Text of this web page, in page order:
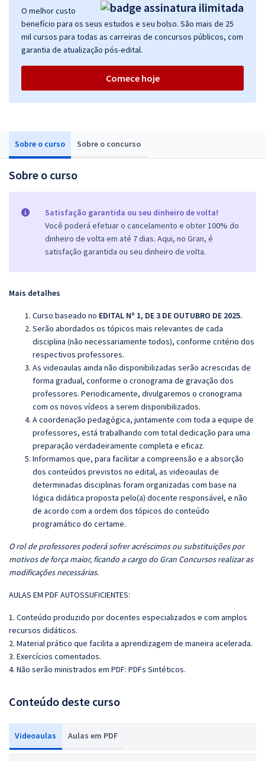
Sobre o curso Sobre o concurso
Sobre o curso
Satisfação garantida ou seu dinheiro de volta!
Você poderá efetuar o cancelamento e obter 100% do
dinheiro de volta em até 7 dias. Aqui, no Gran, é
satisfação garantida ou seu dinheiro de volta.
Mais detalhes
Curso baseado no EDITAL Nº 1, DE 3 DE OUTUBRO DE 2025.
Serão abordados os tópicos mais relevantes de cada
disciplina (não necessariamente todos), conforme critério dos
respectivos professores.
As videoaulas ainda não disponibilizadas serão acrescidas de
forma gradual, conforme o cronograma de gravação dos
professores. Periodicamente, divulgaremos o cronograma
com os novos vídeos a serem disponibilizados.
A coordenação pedagógica, juntamente com toda a equipe de
professores, está trabalhando com total dedicação para uma
preparação verdadeiramente completa e eficaz.
Informamos que, para facilitar a compreensão e a absorção
dos conteúdos previstos no edital, as videoaulas de
determinadas disciplinas foram organizadas com base na
lógica didática proposta pelo(a) docente responsável, e não
de acordo com a ordem dos tópicos do conteúdo
programático do certame.
O rol de professores poderá sofrer acréscimos ou substituições por
motivos de força maior, ficando a cargo do Gran Concursos realizar as
modificações necessárias.
AULAS EM PDF AUTOSSUFICIENTES:
1. Conteúdo produzido por docentes especializados e com amplos
recursos didáticos.
2. Material prático que facilita a aprendizagem de maneira acelerada.
3. Exercícios comentados.
4. Não serão ministrados em PDF: PDFs Sintéticos.
Conteúdo deste curso
Videoaulas Aulas em PDF
O melhor custo
benefício para os seus estudos e seu bolso. São mais de 25
mil cursos para todas as carreiras de concursos públicos, com
garantia de atualização pós-edital.
Comece hoje